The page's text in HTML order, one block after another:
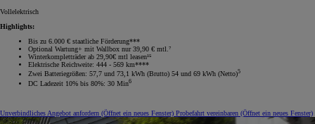
Vollelektrisch
Highlights:
Bis zu 6.000 € staatliche Förderung***
Optional Wartung+ mit Wallbox nur 39,90 € mtl.⁷
Winterkompletträder ab 29,90€ mtl leasen¹⁵
Elektrische Reichweite: 444 - 569 km****
Zwei Batteriegrößen: 57,7 und 73,1 kWh (Brutto) 54 und 69 kWh (Netto)5
DC Ladezeit 10% bis 80%: 30 Min6
Unverbindliches Angebot anfordern (Öffnet ein neues Fenster) Probefahrt vereinbaren (Öffnet ein neues Fenster)